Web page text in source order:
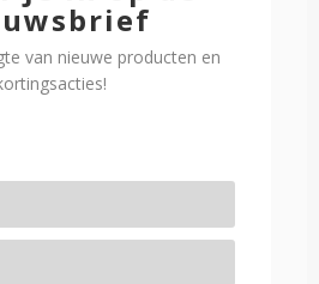
van nieuwe producten en